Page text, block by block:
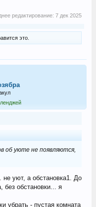
редактирование:7 дек 2025
это.
об уюте не появляются,
не уют, а обстановка1. До
без обстановки... я
убрать - пустая комната